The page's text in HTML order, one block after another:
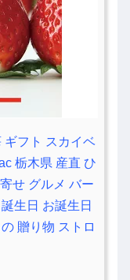
ギフト スカイベ
栃木県 産直 ひ
せ グルメ バー
生日 お誕生日
贈り物 ストロ